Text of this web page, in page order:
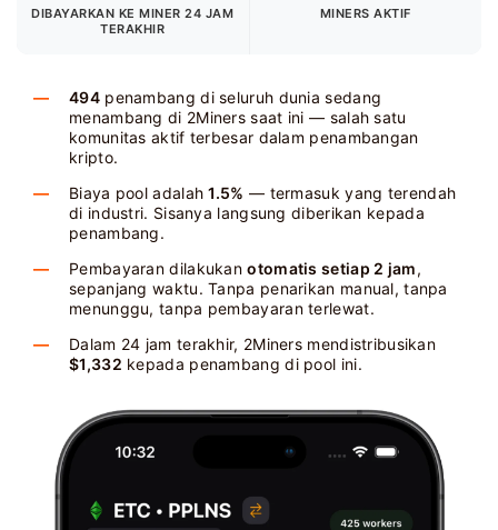
DIBAYARKAN KE MINER24 JAM
TERAKHIR
MINERS AKTIF
494penambang di seluruh dunia sedang
menambang di 2Miners saat ini — salah satu
komunitas aktif terbesar dalam penambangan
kripto.
Biaya pool adalah1.5% — termasuk yang terendah
di industri. Sisanya langsung diberikan kepada
penambang.
Pembayaran dilakukanotomatis setiap 2 jam,
sepanjang waktu. Tanpa penarikan manual, tanpa
menunggu, tanpa pembayaran terlewat.
Dalam 24 jam terakhir, 2Miners mendistribusikan
$1,332 kepada penambang di pool ini.